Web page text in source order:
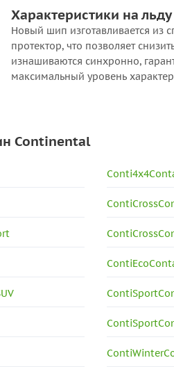
Характеристики на льду
Новый шип изготавливается из
протектор, что позволяет
изнашиваются синхронно,
максимальный уровень
Continental